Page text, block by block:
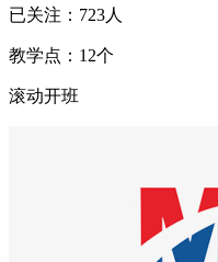
已关注： 723人
教学点： 12个
滚动开班